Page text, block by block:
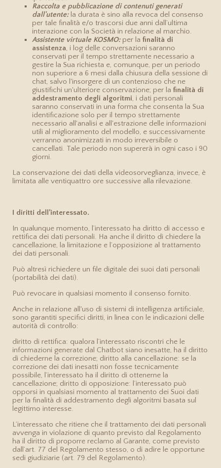
Raccolta e pubblicazione di contenuti generati
dall'utente:la durata è sino alla revoca del consenso
per tale finalità e/o trascorsi due anni dall’ultima
interazione con la Società in relazione al marchio.
Assistente virtuale KOSMO: per la finalità di
assistenza, i log delle conversazioni saranno
conservati per il tempo strettamente necessario a
gestire la Sua richiesta e, comunque, per un periodo
non superiore a 6 mesi dalla chiusura della sessione di
chat, salvo l'insorgere di un contenzioso che ne
giustifichi un'ulteriore conservazione; per la finalità di
addestramento degli algoritmi, i dati personali
saranno conservati in una forma che consenta la Sua
identificazione solo per il tempo strettamente
necessario all'analisi e all'estrazione delle informazioni
utili al miglioramento del modello, e successivamente
verranno anonimizzati in modo irreversibile o
cancellati. Tale periodo non supererà in ogni caso i 90
giorni.
La conservazione dei dati della videosorveglianza, invece, è
limitata alle ventiquattro ore successive alla rilevazione.
I diritti dell’interessato.
In qualunque momento, l’interessato ha diritto di accesso e
rettifica dei dati personali. Ha anche il diritto di chiedere la
cancellazione, la limitazione e l’opposizione al trattamento
dei dati personali.
Può altresì richiedere un file digitale dei suoi dati personali
(portabilità dei dati).
Può revocare in qualsiasi momento il consenso fornito.
Anche in relazione all'uso di sistemi di intelligenza artificiale,
sono garantiti specifici diritti, in linea con le indicazioni delle
autorità di controllo:
diritto di rettifica: qualora l’interessato riscontri che le
informazioni generate dal Chatbot siano inesatte, ha il diritto
di chiederne la correzione; diritto alla cancellazione: se la
correzione dei dati inesatti non fosse tecnicamente
possibile, l’interessato ha il diritto di ottenerne la
cancellazione; diritto di opposizione: l’interessato può
opporsi in qualsiasi momento al trattamento dei Suoi dati
per la finalità di addestramento degli algoritmi basata sul
legittimo interesse.
L’interessato che ritiene che il trattamento dei dati personali
avvenga in violazione di quanto previsto dal Regolamento
ha il diritto di proporre reclamo al Garante, come previsto
dall’art. 77 del Regolamento stesso, o di adire le opportune
sedi giudiziarie (art. 79 del Regolamento).